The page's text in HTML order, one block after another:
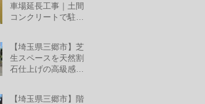
車場延長工事｜土間
コンクリートで駐車
【埼玉県三郷市】芝
生スペースを天然割
石仕上げの高級感あ
【埼玉県三郷市】階